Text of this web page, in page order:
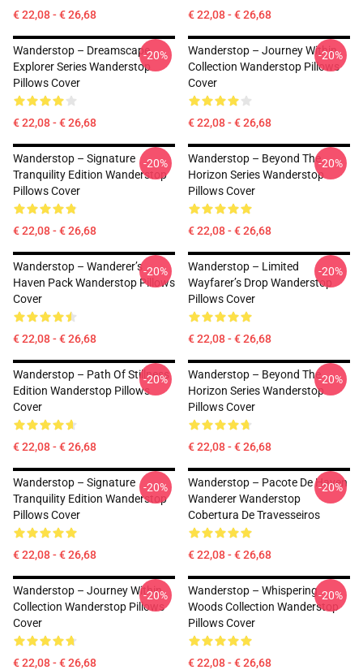
€ 22,08 - € 26,68 € 22,08 - € 26,68
Wanderstop – Dreamscape
Explorer Series Wanderstop
Pillows Cover
€ 22,08 - € 26,68
-20%
Wanderstop – Journey Within
Collection Wanderstop Pillows
Cover
€ 22,08 - € 26,68
-20%
Wanderstop – Signature
Tranquility Edition Wanderstop
Pillows Cover
€ 22,08 - € 26,68
-20%
Wanderstop – Beyond The
Horizon Series Wanderstop
Pillows Cover
€ 22,08 - € 26,68
-20%
Wanderstop – Wanderer’s
Haven Pack Wanderstop Pillows
Cover
€ 22,08 - € 26,68
-20%
Wanderstop – Limited
Wayfarer’s Drop Wanderstop
Pillows Cover
€ 22,08 - € 26,68
-20%
Wanderstop – Path Of Stillness
Edition Wanderstop Pillows
Cover
€ 22,08 - € 26,68
-20%
Wanderstop – Beyond The
Horizon Series Wanderstop
Pillows Cover
€ 22,08 - € 26,68
-20%
Wanderstop – Signature
Tranquility Edition Wanderstop
Pillows Cover
€ 22,08 - € 26,68
-20%
Wanderstop – Pacote De Haven
Wanderer Wanderstop
Cobertura De Travesseiros
€ 22,08 - € 26,68
-20%
Wanderstop – Journey Within
Collection Wanderstop Pillows
Cover
€ 22,08 - € 26,68
-20%
Wanderstop – Whispering
Woods Collection Wanderstop
Pillows Cover
€ 22,08 - € 26,68
-20%